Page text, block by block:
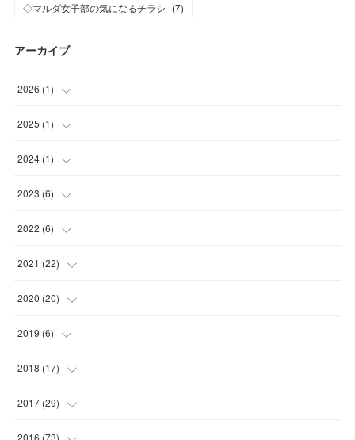
◇マルダ女子部の気になるチラシ (7)
アーカイブ
2026 (1)
( )
2025 (1)
( )
2024 (1)
( )
2023 (6)
( )
(2
(3
2022 (6)
(2
(1
(
(1
2021 (22)
(1
( )
(2
(4
2020 (20)
( )
(2
(2
(4
2019 (6)
(1
(1
(2
2018 (17)
(4
(2
2017 (29)
(1
2016 (73)